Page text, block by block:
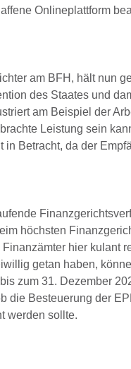
Onlineplattform
am BFH, hält nun
des Staates und
am Beispiel der
Leistung sein
Betracht, da der
höchsten
hier kulant
getan haben,
zum 31. Dezember
die Besteuerung der
werden sollte.